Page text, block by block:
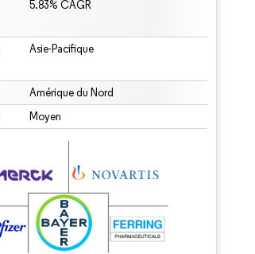
5.83% CAGR
Asie-Pacifique
Amérique du Nord
Moyen
nécessite une attribution sous CC BY 4.0.